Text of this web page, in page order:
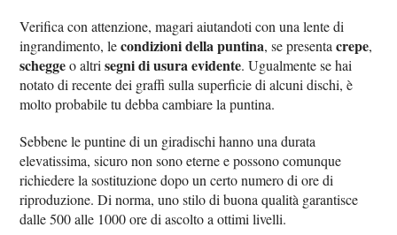
Verifica con attenzione, magari aiutandoti con una lente di
ingrandimento, lecondizioni della puntina, se presentacrepe,
scheggeo altrisegni di usura evidente. Ugualmente se hai
notato di recente dei graffi sulla superficie di alcuni dischi, è
molto probabile tu debba cambiare la puntina.
Sebbene le puntine di un giradischi hanno una durata
elevatissima, sicuro non sono eterne e possono comunque
richiedere la sostituzione dopo un certo numero di ore di
riproduzione. Di norma, uno stilo di buona qualità garantisce
dalle 500 alle 1000 ore di ascolto a ottimi livelli.